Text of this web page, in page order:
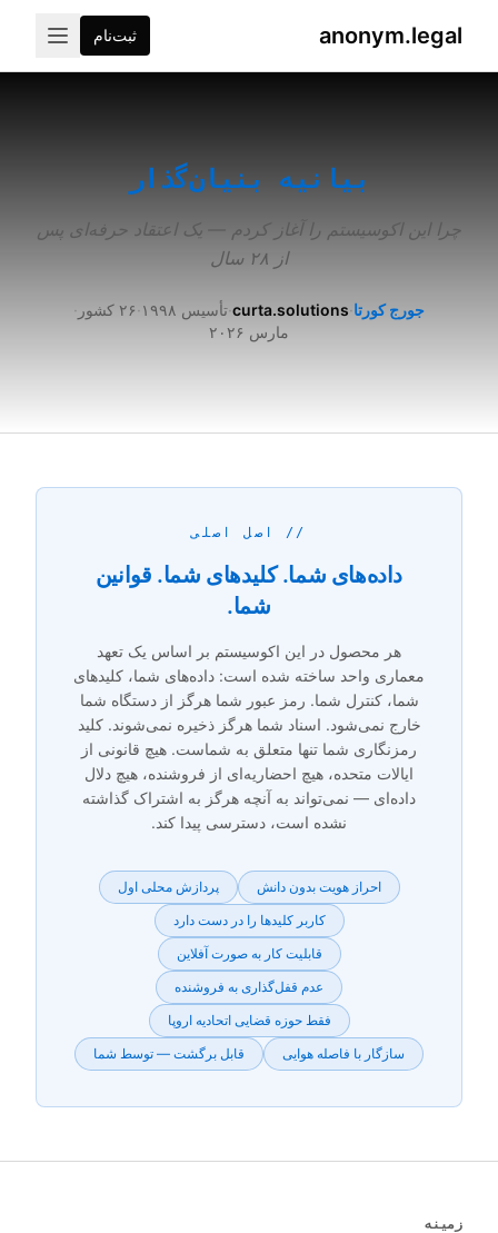
anonym.legal ثبت‌نام
بیانیه بنیان‌گذار
چرا این اکوسیستم را آغاز کردم — یک اعتقاد حرفه‌ای پس
از ۲۸ سال
جورج کورتا·
curta.solutions
·تأسیس ۱۹۹۸ ·۲۶ کشور
·
مارس ۲۰۲۶
// اصل اصلی
داده‌های شما. کلیدهای شما. قوانین
شما.
هر محصول در این اکوسیستم بر اساس یک تعهد
معماری واحد ساخته شده است: داده‌های شما، کلیدهای
شما، کنترل شما. رمز عبور شما هرگز از دستگاه شما
خارج نمی‌شود. اسناد شما هرگز ذخیره نمی‌شوند. کلید
رمزنگاری شما تنها متعلق به شماست. هیچ قانونی از
ایالات متحده، هیچ احضاریه‌ای از فروشنده، هیچ دلال
داده‌ای — نمی‌تواند به آنچه هرگز به اشتراک گذاشته
نشده است، دسترسی پیدا کند.
احراز هویت بدون دانش
پردازش محلی اول
کاربر کلیدها را در دست دارد
قابلیت کار به صورت آفلاین
عدم قفل‌گذاری به فروشنده
فقط حوزه قضایی اتحادیه اروپا
سازگار با فاصله هوایی
قابل برگشت — توسط شما
زمینه